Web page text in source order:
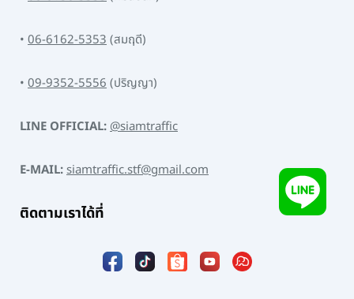
• 06-6162-5353(สมฤดี)
• 09-9352-5556(ปริญญา)
LINE OFFICIAL:@siamtraffic
E-MAIL:siamtraffic.stf@gmail.com
ติดตามเราได้ที่